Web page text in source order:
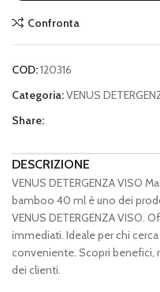
Confronta
COD:120316
Categoria:VENUS
Share:
DESCRIZIONE
VENUS DETERGENZA VISO
bamboo 40 ml è uno dei
VENUS DETERGENZA VISO.
immediati. Ideale per chi
conveniente. Scopri benefici,
dei clienti.